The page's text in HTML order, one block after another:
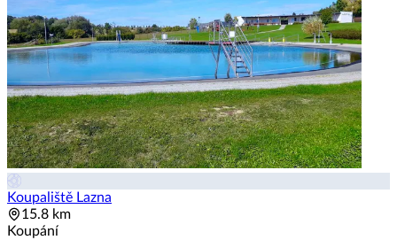
Koupaliště Lazna
15.8 km
Koupání